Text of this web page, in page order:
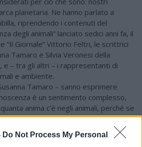
Do Not Process My Personal
planetaria. Ne hanno parlato a
riprendendo i contenuti del
degli animali” lanciato sedici anni fa, il
“Il Giornale” Vittorio Feltri, le scrittrici
Tamaro e Silvia Veronesi della
e – tra gli altri – i rappresentanti di
e ambiente.
Tamaro – sanno esprimere
è un sentimento complesso,
anima c’è negli animali, perché se
riconoscenza”. Dacia Maraini, via video,
appello, ispirato dalla strage dei lupi in
selvatici, oggetto di un’assurda